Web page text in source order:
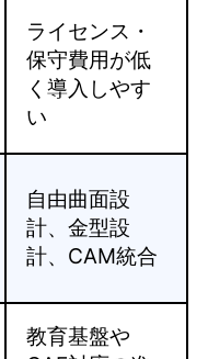
ライセンス・
保守費用が低
く導入しやす
い
自由曲面設
計、金型設
計、CAM統合
教育基盤や